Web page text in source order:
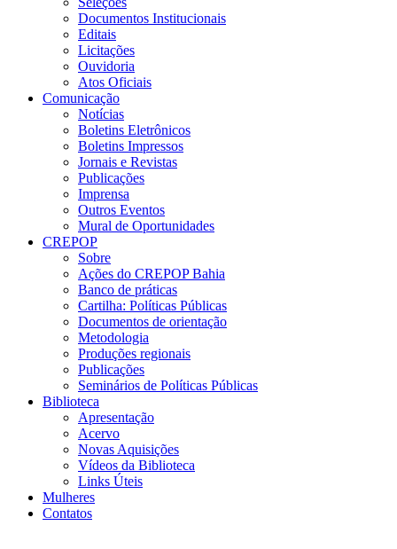
Documentos Institucionais
Editais
Licitações
Ouvidoria
Atos Oficiais
Comunicação
Notícias
Boletins Eletrônicos
Boletins Impressos
Jornais e Revistas
Publicações
Imprensa
Outros Eventos
Mural de Oportunidades
CREPOP
Sobre
Ações do CREPOP Bahia
Banco de práticas
Cartilha: Políticas Públicas
Documentos de orientação
Metodologia
Produções regionais
Publicações
Seminários de Políticas Públicas
Biblioteca
Apresentação
Acervo
Novas Aquisições
Vídeos da Biblioteca
Links Úteis
Mulheres
Contatos